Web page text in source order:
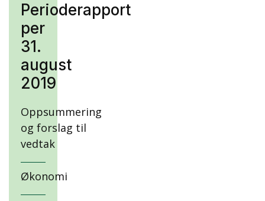
Perioderapport
per
31.
august
2019
Oppsummering
og forslag til
vedtak
Økonomi